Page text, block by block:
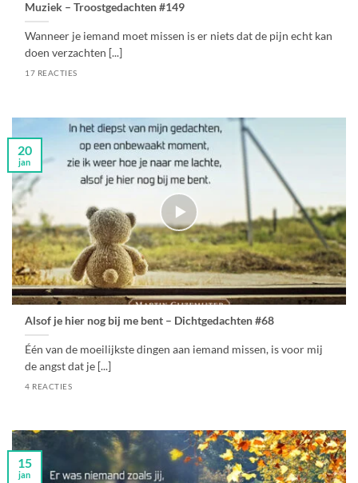
Muziek – Troostgedachten #149
Wanneer je iemand moet missen is er niets dat de pijn echt kan
doen verzachten [...]
17 REACTIES
Alsof je hier nog bij me bent – Dichtgedachten #68
Één van de moeilijkste dingen aan iemand missen, is voor mij
de angst dat je [...]
4 REACTIES
20
jan
15
jan